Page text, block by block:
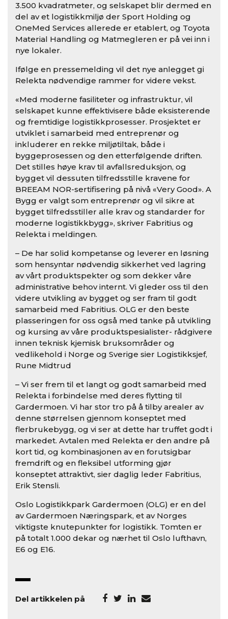
3.500 kvadratmeter, og selskapet blir dermed en
del av et logistikkmiljø der Sport Holding og
OneMed Services allerede er etablert, og Toyota
Material Handling og Matmegleren er på vei inn i
nye lokaler.
Ifølge en pressemelding vil det nye anlegget gi
Relekta nødvendige rammer for videre vekst.
«Med moderne fasiliteter og infrastruktur, vil
selskapet kunne effektivisere både eksisterende
og fremtidige logistikkprosesser. Prosjektet er
utviklet i samarbeid med entreprenør og
inkluderer en rekke miljøtiltak, både i
byggeprosessen og den etterfølgende driften.
Det stilles høye krav til avfallsreduksjon, og
bygget vil dessuten tilfredsstille kravene for
BREEAM NOR-sertifisering på nivå «Very Good». A
Bygg er valgt som entreprenør og vil sikre at
bygget tilfredsstiller alle krav og standarder for
moderne logistikkbygg», skriver Fabritius og
Relekta i meldingen.
– De har solid kompetanse og leverer en løsning
som hensyntar nødvendig sikkerhet ved lagring
av vårt produktspekter og som dekker våre
administrative behov internt. Vi gleder oss til den
videre utvikling av bygget og ser fram til godt
samarbeid med Fabritius. OLG er den beste
plasseringen for oss også med tanke på utvikling
og kursing av våre produktspesialister- rådgivere
innen teknisk kjemisk bruksområder og
vedlikehold i Norge og Sverige sier Logistikksjef,
Rune Midtrud
– Vi ser frem til et langt og godt samarbeid med
Relekta i forbindelse med deres flytting til
Gardermoen. Vi har stor tro på å tilby arealer av
denne størrelsen gjennom konseptet med
flerbrukebygg, og vi ser at dette har truffet godt i
markedet. Avtalen med Relekta er den andre på
kort tid, og kombinasjonen av en forutsigbar
fremdrift og en fleksibel utforming gjør
konseptet attraktivt, sier daglig leder Fabritius,
Erik Stensli.
Oslo Logistikkpark Gardermoen (OLG) er en del
av Gardermoen Næringspark, et av Norges
viktigste knutepunkter for logistikk. Tomten er
på totalt 1.000 dekar og nærhet til Oslo lufthavn,
E6 og E16.
Del artikkelen på